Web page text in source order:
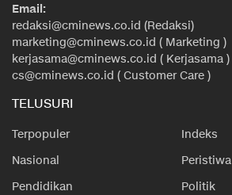
Email:
redaksi@cminews.co.id (Redaksi)
marketing@cminews.co.id ( Marketing )
kerjasama@cminews.co.id ( Kerjasama )
cs@cminews.co.id ( Customer Care )
TELUSURI
Terpopuler
Indeks
Nasional
Peristiwa
Pendidikan
Politik